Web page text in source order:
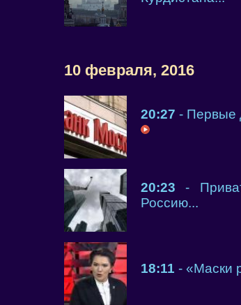
10 февраля, 2016
20:27 - Первые
20:23 -
Россию...
18:11 - «Маски